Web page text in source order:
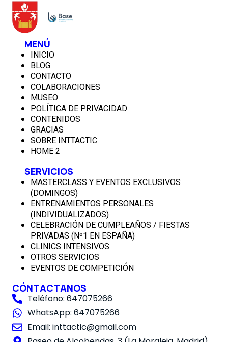
MENÚ
INICIO
BLOG
CONTACTO
COLABORACIONES
MUSEO
POLÍTICA DE PRIVACIDAD
CONTENIDOS
GRACIAS
SOBRE INTTACTIC
HOME 2
SERVICIOS
MASTERCLASS Y EVENTOS EXCLUSIVOS
(DOMINGOS)
ENTRENAMIENTOS PERSONALES
(INDIVIDUALIZADOS)
CELEBRACIÓN DE CUMPLEAÑOS / FIESTAS
PRIVADAS (Nº1 EN ESPAÑA)
CLINICS INTENSIVOS
OTROS SERVICIOS
EVENTOS DE COMPETICIÓN
CÓNTACTANOS
Teléfono: 647075266
WhatsApp: 647075266
Email: inttactic@gmail.com